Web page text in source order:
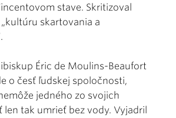
stave. Skritizoval
skartovania a
Éric de Moulins-Beaufort
o česť ľudskej spoločnosti,
jedného zo svojich
len tak umrieť bez vody. Vyjadril